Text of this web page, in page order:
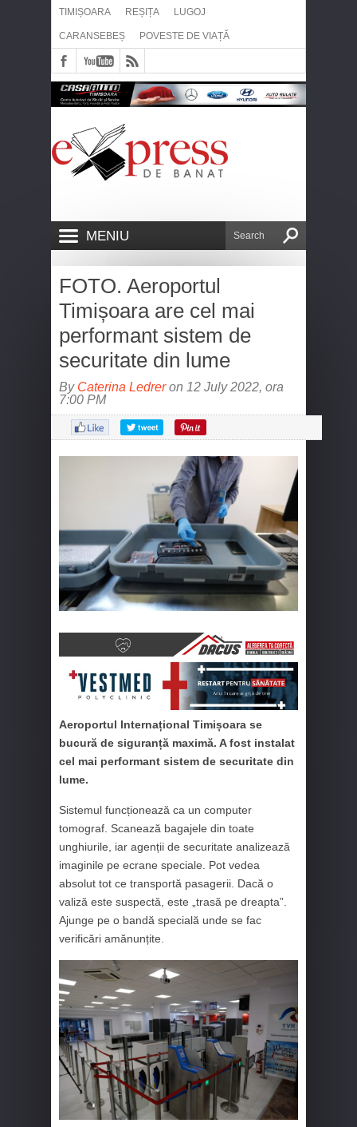
TIMIȘOARA REȘIȚA LUGOJ
CARANSEBEȘ POVESTE DE VIAȚĂ
MENIU
FOTO. Aeroportul
Timișoara are cel mai
performant sistem de
securitate din lume
By Caterina Ledreron 12 July 2022, ora
7:00 PM
Aeroportul Internațional Timișoara se
bucură de siguranță maximă. A fost instalat
cel mai performant sistem de securitate din
lume.
Sistemul funcționează ca un computer
tomograf. Scanează bagajele din toate
unghiurile, iar agenții de securitate analizează
imaginile pe ecrane speciale. Pot vedea
absolut tot ce transportă pasagerii. Dacă o
valiză este suspectă, este „trasă pe dreapta”.
Ajunge pe o bandă specială unde se fac
verificări amănunțite.